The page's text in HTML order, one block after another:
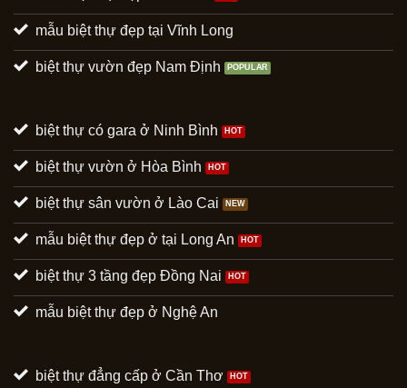
mẫu biệt thự đẹp tại Vĩnh Long
biệt thự vườn đẹp Nam Định
biệt thự có gara ở Ninh Bình
biệt thự vườn ở Hòa Bình
biệt thự sân vườn ở Lào Cai
mẫu biệt thự đẹp ở tại Long An
biệt thự 3 tầng đẹp Đồng Nai
mẫu biệt thự đẹp ở Nghệ An
biệt thự đẳng cấp ở Cần Thơ